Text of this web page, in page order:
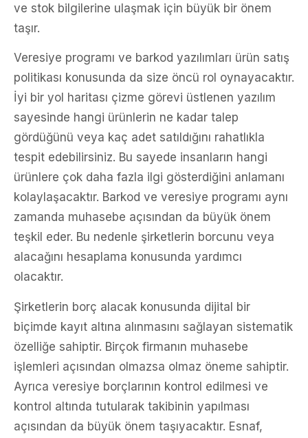
ve stok bilgilerine ulaşmak için büyük bir önem
taşır.
Veresiye programı ve barkod yazılımları ürün satış
politikası konusunda da size öncü rol oynayacaktır.
İyi bir yol haritası çizme görevi üstlenen yazılım
sayesinde hangi ürünlerin ne kadar talep
gördüğünü veya kaç adet satıldığını rahatlıkla
tespit edebilirsiniz. Bu sayede insanların hangi
ürünlere çok daha fazla ilgi gösterdiğini anlamanı
kolaylaşacaktır. Barkod ve veresiye programı aynı
zamanda muhasebe açısından da büyük önem
teşkil eder. Bu nedenle şirketlerin borcunu veya
alacağını hesaplama konusunda yardımcı
olacaktır.
Şirketlerin borç alacak konusunda dijital bir
biçimde kayıt altına alınmasını sağlayan sistematik
özelliğe sahiptir. Birçok firmanın muhasebe
işlemleri açısından olmazsa olmaz öneme sahiptir.
Ayrıca veresiye borçlarının kontrol edilmesi ve
kontrol altında tutularak takibinin yapılması
açısından da büyük önem taşıyacaktır. Esnaf,